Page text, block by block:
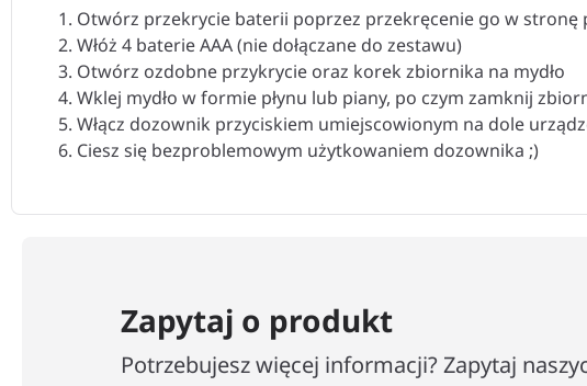
Otwórz przekrycie baterii poprzez przekręcenie go w stronę
Włóż 4 baterie AAA (nie dołączane do zestawu)
Otwórz ozdobne przykrycie oraz korek zbiornika na mydło
Wklej mydło w formie płynu lub piany, po czym zamknij
Włącz dozownik przyciskiem umiejscowionym na dole
Ciesz się bezproblemowym użytkowaniem dozownika ;)
Zapytaj o produkt
Potrzebujesz więcej informacji? Zapytaj